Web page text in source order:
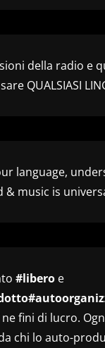
della radio e
QUALSIASI
language,
& music is
#libero e
ne fini di lucro.
chi lo auto-